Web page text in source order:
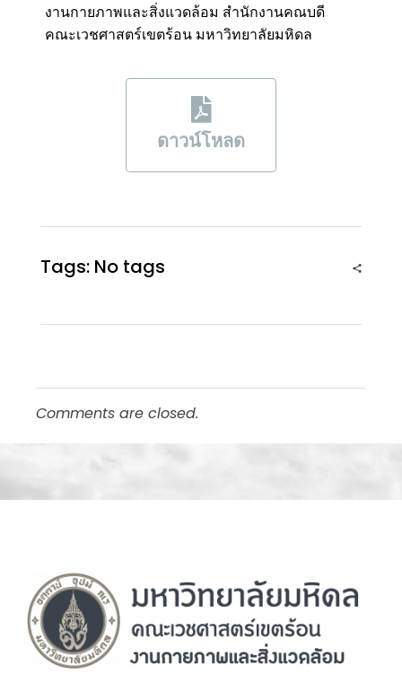
งานกายภาพและสิ่งแวดล้อม สำนักงานคณบดี
คณะเวชศาสตร์เขตร้อน มหาวิทยาลัยมหิดล
ดาวน์โหลด
Tags: No tags
Comments are closed.